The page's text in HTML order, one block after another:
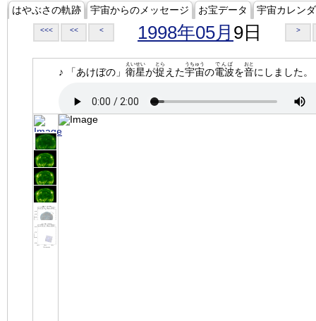
はやぶさの軌跡 宇宙からのメッセージ お宝データ 宇宙カレン
<<< << < 1998年05月 9日 >
♪ 「あけぼの」 衛星
えいせい
が捉
とら
えた宇宙
うちゅう
の電波
でんぱ
を音
おと
にしました。